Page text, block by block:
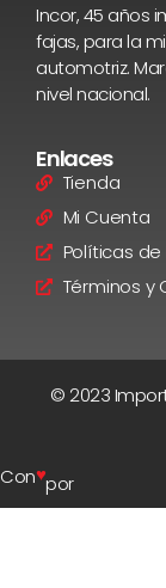
Incor, 45 años
fajas, para la
automotriz.
nivel nacional.
Enlaces
Tienda
Mi Cuenta
Políticas
Términos y
© 2023
Con♥por